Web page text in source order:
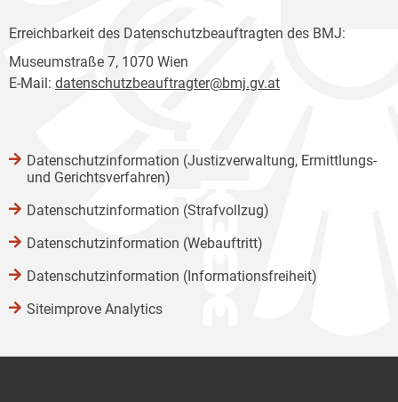
Erreichbarkeit des Datenschutzbeauftragten des BMJ:
Museumstraße 7, 1070 Wien
E-Mail: datenschutzbeauftragter@bmj.gv.at
Datenschutzinformation (Justizverwaltung, Ermittlungs-
und Gerichtsverfahren)
Datenschutzinformation (Strafvollzug)
Datenschutzinformation (Webauftritt)
Datenschutzinformation (Informationsfreiheit)
Siteimprove Analytics